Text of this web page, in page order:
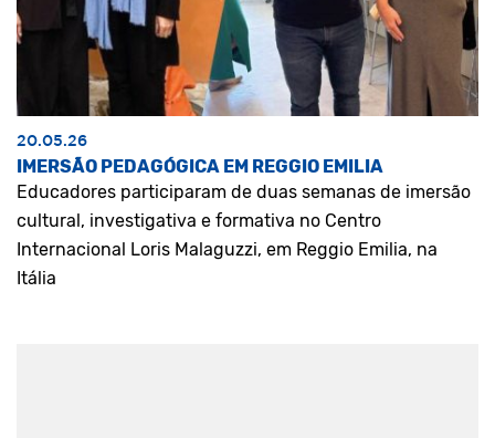
20.05.26
IMERSÃO PEDAGÓGICA EM REGGIO EMILIA
Educadores participaram de duas semanas de imersão
cultural, investigativa e formativa no Centro
Internacional Loris Malaguzzi, em Reggio Emilia, na
Itália